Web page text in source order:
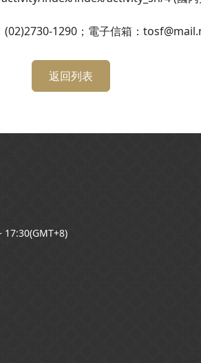
1290；電子信箱：
返回列表
17:30(GMT+8)